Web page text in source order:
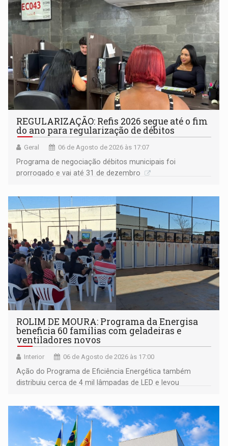
REGULARIZAÇÃO: Refis 2026 segue até o fim
do ano para regularização de débitos
Geral 06 de Agosto de 2026 às 17:07
Programa de negociação débitos municipais foi
prorrogado e vai até 31 de dezembro
ROLIM DE MOURA: Programa da Energisa
beneficia 60 famílias com geladeiras e
ventiladores novos
Interior 06 de Agosto de 2026 às 17:00
Ação do Programa de Eficiência Energética também
distribuiu cerca de 4 mil lâmpadas de LED e levou
comunidade